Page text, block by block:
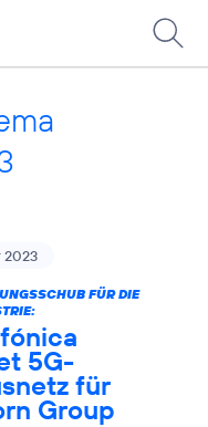
2023
FÜR DIE
5G-
für
Group